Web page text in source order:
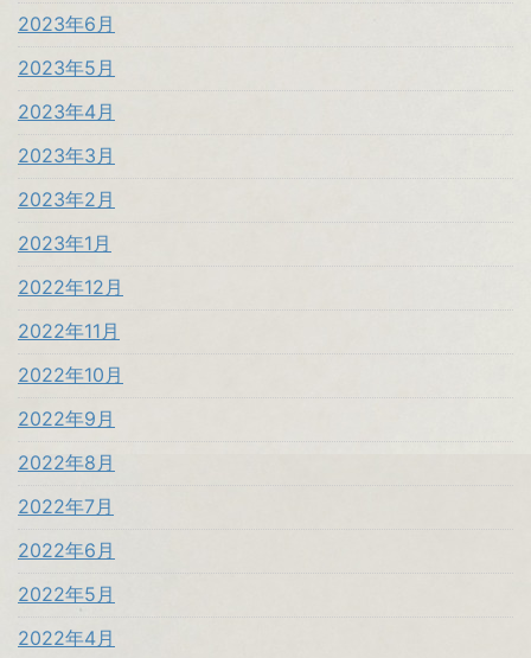
2023年6月
2023年5月
2023年4月
2023年3月
2023年2月
2023年1月
2022年12月
2022年11月
2022年10月
2022年9月
2022年8月
2022年7月
2022年6月
2022年5月
2022年4月